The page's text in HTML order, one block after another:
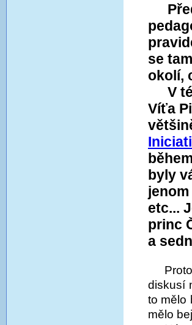
se
okolí,
V
Víťa
byly
etc...
princ
a
diskusí
to mělo
mělo